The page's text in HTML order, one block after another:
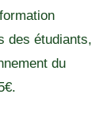
des étudiants,
du